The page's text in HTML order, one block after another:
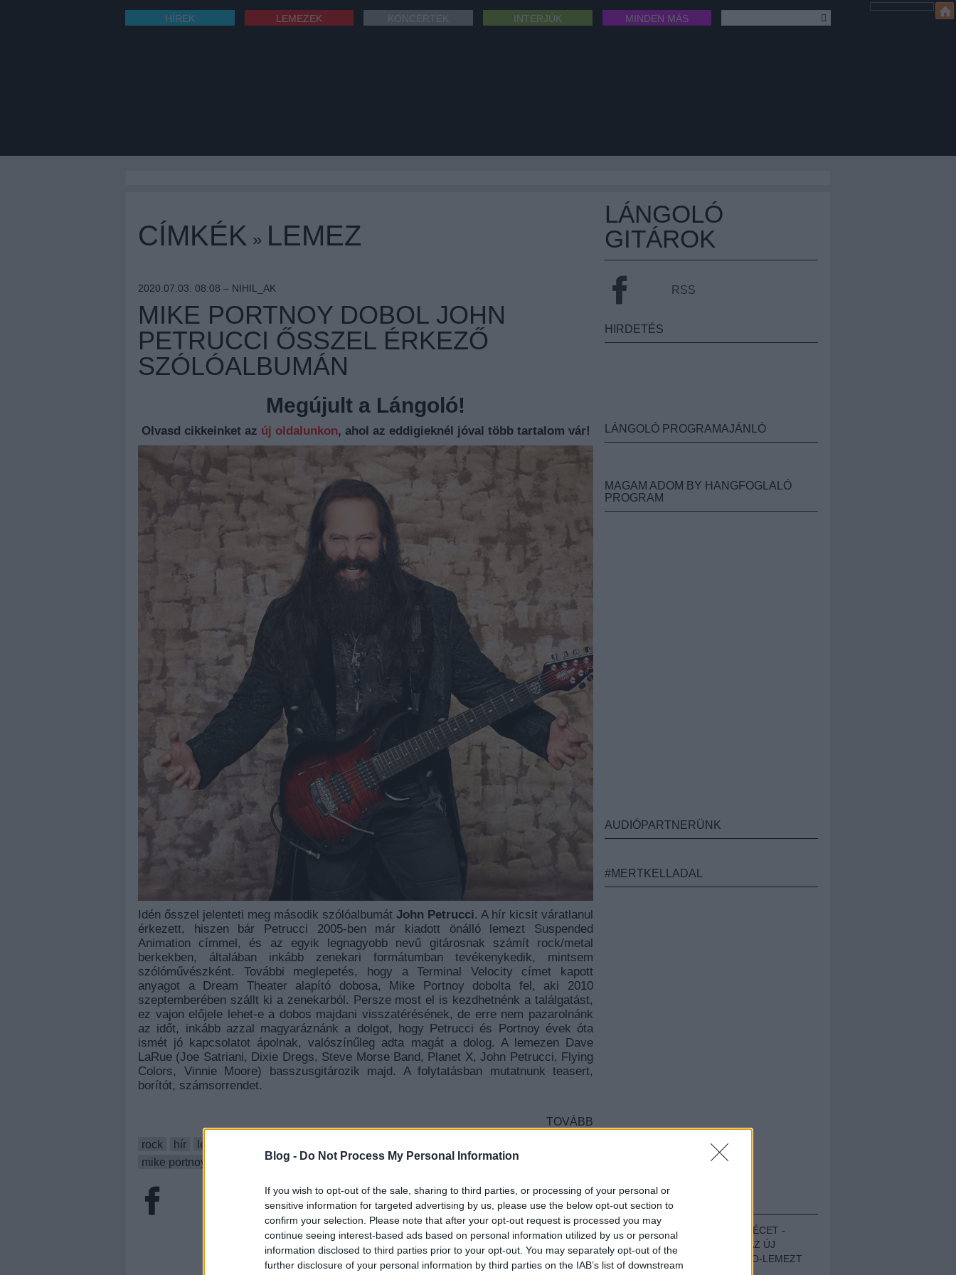
Blog - Do Not Process My Personal Information
If you wish to opt-out of the sale, sharing to third parties, or processing of your personal or
sensitive information for targeted advertising by us, please use the below opt-out section to
confirm your selection. Please note that after your opt-out request is processed you may
continue seeing interest-based ads based on personal information utilized by us or personal
information disclosed to third parties prior to your opt-out. You may separately opt-out of the
further disclosure of your personal information by third parties on the IAB’s list of downstream
HÍREK LEMEZEK INTERJÚK MINDEN MÁS
CÍMKÉK » LEMEZ
2020.07.03. 08:08 – NIHIL_AK
MIKE PORTNOY DOBOL JOHN
PETRUCCI ŐSSZEL ÉRKEZŐ
SZÓLÓALBUMÁN
Megújult a Lángoló!
Olvasd cikkeinket az új oldalunkon, ahol az eddigieknél jóval több tartalom vár!
Idén ősszel jelenteti meg második szólóalbumát John Petrucci. A hír kicsit váratlanul
érkezett, hiszen bár Petrucci 2005-ben már kiadott önálló lemezt Suspended
Animation címmel, és az egyik legnagyobb nevű gitárosnak számít rock/metal
berkekben, általában inkább zenekari formátumban tevékenykedik, mintsem
szólóművészként. További meglepetés, hogy a Terminal Velocity címet kapott
anyagot a Dream Theater alapító dobosa, Mike Portnoy dobolta fel, aki 2010
szeptemberében szállt ki a zenekarból. Persze most el is kezdhetnénk a találgatást,
ez vajon előjele lehet-e a dobos majdani visszatérésének, de erre nem pazarolnánk
az időt, inkább azzal magyaráznánk a dolgot, hogy Petrucci és Portnoy évek óta
ismét jó kapcsolatot ápolnak, valószínűleg adta magát a dolog. A lemezen Dave
LaRue (Joe Satriani, Dixie Dregs, Steve Morse Band, Planet X, John Petrucci, Flying
Colors, Vinnie Moore) basszusgitározik majd. A folytatásban mutatnunk teasert,
borítót, számsorrendet.
TOVÁBB
rock
hír lemez
mike portnoy
instrumentális
LÁNGOLÓ
GITÁROK
RSS
HIRDETÉS
LÁNGOLÓ PROGRAMAJÁNLÓ
MAGAM ADOM BY HANGFOGLALÓ
PROGRAM
AUDIÓPARTNERÜNK
#MERTKELLADAL
EZT HALLGASD!
MEGUGROTTÁK A LÉCET -
MEGHALLGATTUK AZ ÚJ
PROTEST THE HERO-LEMEZT